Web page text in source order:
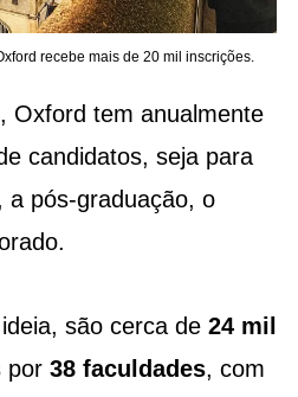
recebe mais de 20 mil inscrições.
Oxford tem anualmente
candidatos, seja para
a pós-graduação, o
são cerca de 24 mil
por38 faculdades, com